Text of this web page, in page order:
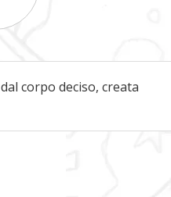
corpo deciso, creata